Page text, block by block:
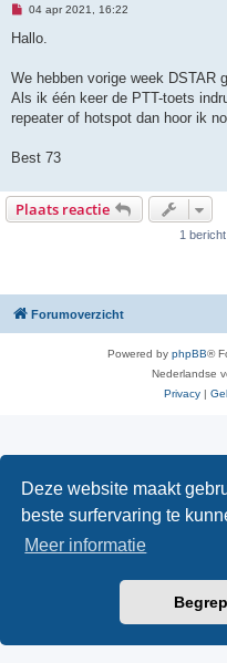
Deze website maakt
beste surfervaring te
Meer informatie
O
g
e
e
n
b
r
h
t
04 apr 2021, 16:22
Hallo.
We hebben vorige week DSTAR
Als ik één keer de PTT-toets
repeater of hotspot dan hoor ik
Best 73
Plaats reactie
1
Forumoverzicht
Powered by phpBB®
Nederlandse
Privacy |